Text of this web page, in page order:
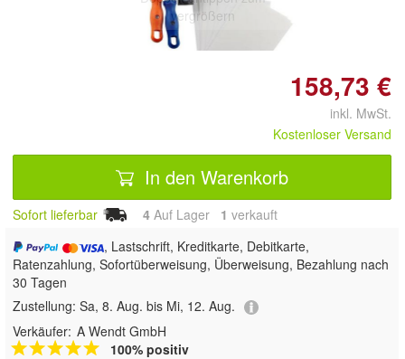
vergrößern
158,73 €
inkl. MwSt.
Kostenloser Versand
In den Warenkorb
Sofort lieferbar 4 Auf Lager 1 verkauft
, Lastschrift, Kreditkarte, Debitkarte,
Ratenzahlung, Sofortüberweisung, Überweisung, Bezahlung nach
30 Tagen
Zustellung: Sa, 8. Aug. bis Mi, 12. Aug.
Verkäufer: A Wendt GmbH
100% positiv